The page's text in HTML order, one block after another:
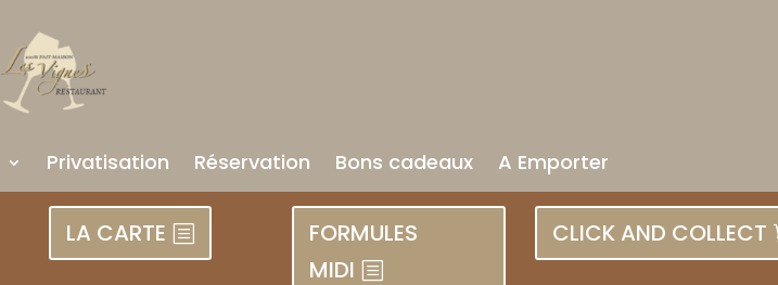
Privatisation Réservation Bons cadeaux A Emporter
LA CARTE
FORMULES
MIDI
CLICK AND COLLECT